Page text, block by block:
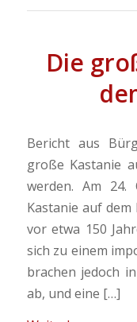
Die
Bericht aus
große Kastanie
werden. Am 24.
Kastanie auf
vor etwa 150
sich zu einem
brachen jedoch
ab, und eine […]